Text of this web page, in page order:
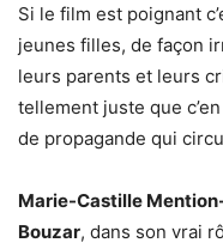
Si le film est poignant
jeunes filles, de façon
leurs parents et leurs
tellement juste que
de propagande qui
Marie-Castille
Bouzar, dans son vrai